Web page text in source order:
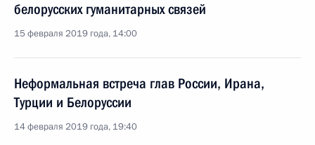
белорусских гуманитарных связей
15 февраля 2019 года, 14:00
Неформальная встреча глав России, Ирана,
Турции и Белоруссии
14 февраля 2019 года, 19:40